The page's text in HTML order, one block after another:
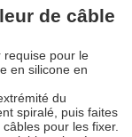
de câble
requise pour le
en silicone en
du
spiralé, puis faites
pour les fixer.